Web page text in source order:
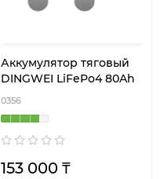
Аккумулятор тяговый
DINGWEI LiFePo4 80Ah
0356
153 000 ₸